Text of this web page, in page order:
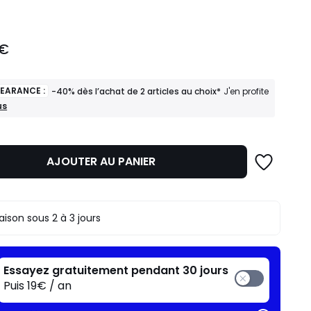
: -40% dès l’achat de 2 articles au choix* J'en profite
AJOUTER AU PANIER
sous 2 à 3 jours
Essayez gratuitement pendant 30 jours
Puis 19€ / an